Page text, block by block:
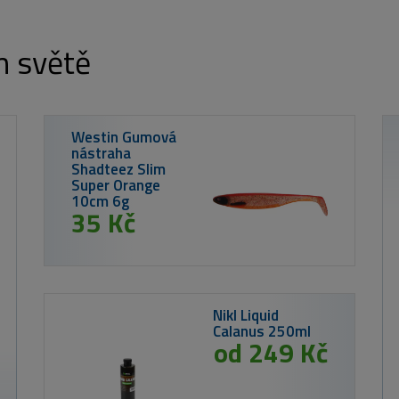
světě
od 259 Kč
Nikl Criticals boilie Calanus & Krill 250ml